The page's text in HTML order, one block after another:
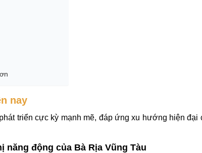
nay
triển cực kỳ mạnh mẽ, đáp ứng xu hướng hiện đại
động của Bà Rịa Vũng Tàu